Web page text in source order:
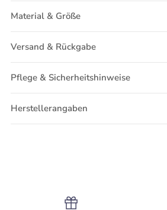
Material & Größe
Versand & Rückgabe
Pflege & Sicherheitshinweise
Herstellerangaben